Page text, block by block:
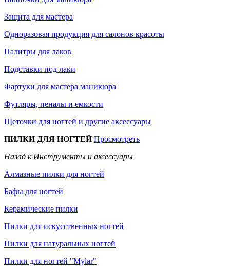
Защита для мастера
Одноразовая продукция для салонов красоты
Палитры для лаков
Подставки под лаки
Фартуки для мастера маникюра
Футляры, пеналы и емкости
Щеточки для ногтей и другие аксессуары
ПИЛКИ ДЛЯ НОГТЕЙПросмотреть
Назад к Инструменты и аксессуары
Алмазные пилки для ногтей
Бафы для ногтей
Керамические пилки
Пилки для искусственных ногтей
Пилки для натуральных ногтей
Пилки для ногтей "Mylar"